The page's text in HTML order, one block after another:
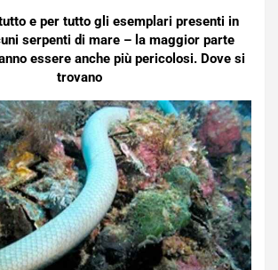
e per tutto gli esemplari presenti in
serpenti di mare – la maggior parte
essere anche più pericolosi. Dove si
trovano